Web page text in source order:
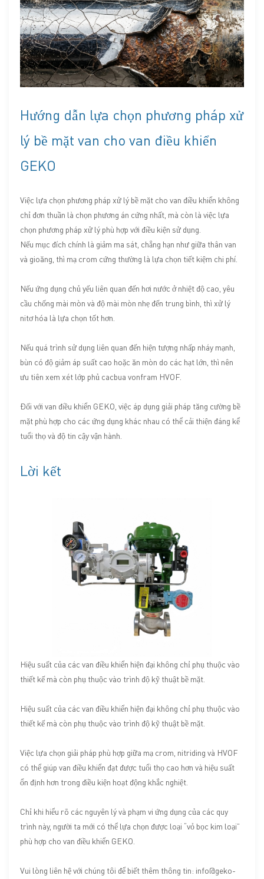
Hướng dẫn lựa chọn phương pháp xử
lý bề mặt van cho van điều khiển
GEKO
Việc lựa chọn phương pháp xử lý bề mặt cho van điều khiển không
chỉ đơn thuần là chọn phương án cứng nhất, mà còn là việc lựa
chọn phương pháp xử lý phù hợp với điều kiện sử dụng.
Nếu mục đích chính là giảm ma sát, chẳng hạn như giữa thân van
và gioăng, thì mạ crom cứng thường là lựa chọn tiết kiệm chi phí.
Nếu ứng dụng chủ yếu liên quan đến hơi nước ở nhiệt độ cao, yêu
cầu chống mài mòn và độ mài mòn nhẹ đến trung bình, thì xử lý
nitơ hóa là lựa chọn tốt hơn.
Nếu quá trình sử dụng liên quan đến hiện tượng nhấp nháy mạnh,
bùn có độ giảm áp suất cao hoặc ăn mòn do các hạt lớn, thì nên
ưu tiên xem xét lớp phủ cacbua vonfram HVOF.
Đối với van điều khiển GEKO, việc áp dụng giải pháp tăng cường bề
mặt phù hợp cho các ứng dụng khác nhau có thể cải thiện đáng kể
tuổi thọ và độ tin cậy vận hành.
Lời kết
Hiệu suất của các van điều khiển hiện đại không chỉ phụ thuộc vào
thiết kế mà còn phụ thuộc vào trình độ kỹ thuật bề mặt.
Hiệu suất của các van điều khiển hiện đại không chỉ phụ thuộc vào
thiết kế mà còn phụ thuộc vào trình độ kỹ thuật bề mặt.
Việc lựa chọn giải pháp phù hợp giữa mạ crom, nitriding và HVOF
có thể giúp van điều khiển đạt được tuổi thọ cao hơn và hiệu suất
ổn định hơn trong điều kiện hoạt động khắc nghiệt.
Chỉ khi hiểu rõ các nguyên lý và phạm vi ứng dụng của các quy
trình này, người ta mới có thể lựa chọn được loại “vỏ bọc kim loại”
phù hợp cho van điều khiển GEKO.
Vui lòng liên hệ với chúng tôi để biết thêm thông tin: info@geko-